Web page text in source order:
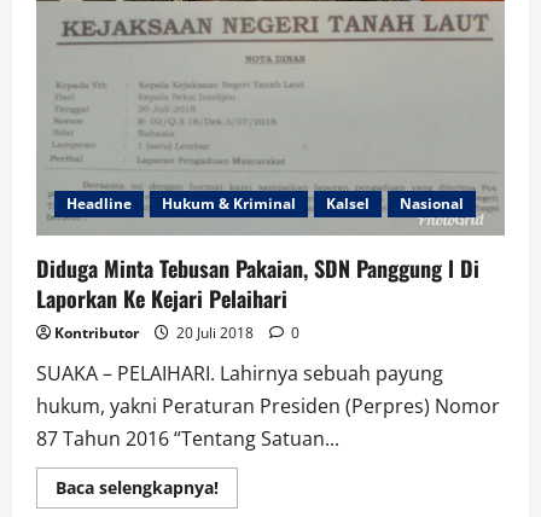
Headline Hukum & Kriminal Kalsel Nasional
Diduga Minta Tebusan Pakaian, SDN Panggung l Di
Laporkan Ke Kejari Pelaihari
Kontributor 20 Juli 2018 0
SUAKA – PELAIHARI. Lahirnya sebuah payung
hukum, yakni Peraturan Presiden (Perpres) Nomor
87 Tahun 2016 “Tentang Satuan...
Baca selengkapnya!Read
more